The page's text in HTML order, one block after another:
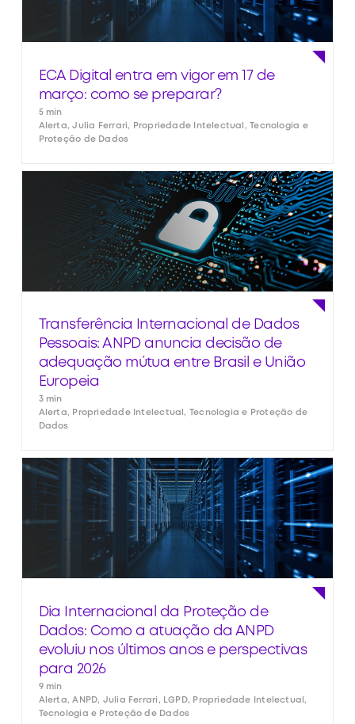
ECA Digital entra em vigor em 17 de
março: como se preparar?
5 min
Alerta, Julia Ferrari, Propriedade Intelectual, Tecnologia e
Proteção de Dados
Transferência Internacional de Dados
Pessoais: ANPD anuncia decisão de
adequação mútua entre Brasil e União
Europeia
3 min
Alerta, Propriedade Intelectual, Tecnologia e Proteção de
Dados
Dia Internacional da Proteção de
Dados: Como a atuação da ANPD
evoluiu nos últimos anos e perspectivas
para 2026
9 min
Alerta, ANPD, Julia Ferrari, LGPD, Propriedade Intelectual,
Tecnologia e Proteção de Dados